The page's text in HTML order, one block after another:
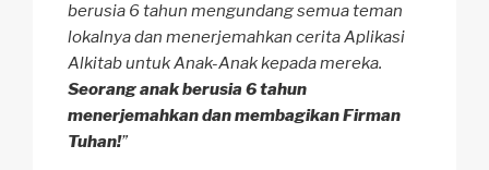
berusia 6 tahun mengundang semua teman
lokalnya dan menerjemahkan cerita Aplikasi
Alkitab untuk Anak-Anak kepada mereka.
Seorang anak berusia 6 tahun
menerjemahkan dan membagikan Firman
Tuhan!”